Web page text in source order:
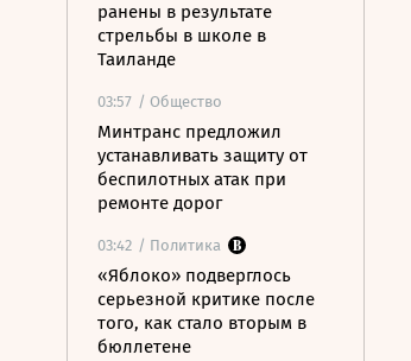
ранены в результате
стрельбы в школе в
Таиланде
03:57 / Общество
Минтранс предложил
устанавливать защиту от
беспилотных атак при
ремонте дорог
03:42 / Политика
«Яблоко» подверглось
серьезной критике после
того, как стало вторым в
бюллетене